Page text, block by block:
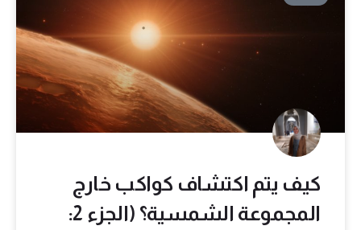
كيف يتم اكتشاف كواكب خارج
المجموعة الشمسية؟ (الجزء 2: